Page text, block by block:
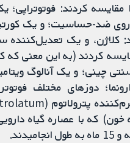
مقایسه کردند:
ضد-حساسیت؛ و یک
کلاژن، و یک تعدیل‌کننده
کردند (به این معنی